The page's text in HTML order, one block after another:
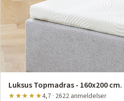
Luksus Topmadras - 160x200 cm.
★★★★★4,7 · 2622 anmeldelser